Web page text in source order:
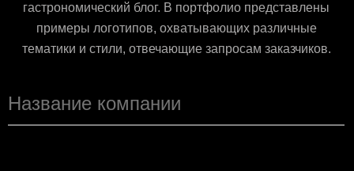
гастрономический блог. В портфолио представлены
примеры логотипов, охватывающих различные
тематики и стили, отвечающие запросам заказчиков.